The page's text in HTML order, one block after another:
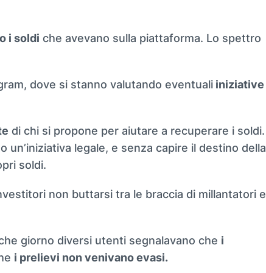
i soldi che avevano sulla piattaforma. Lo spettro
dove si stanno valutando eventuali iniziative
di chi si propone per aiutare a recuperare i soldi.
legale, e senza capire il destino della
soldi.
non buttarsi tra le braccia di millantatori e
giorno diversi utenti segnalavano che i
i prelievi non venivano evasi.